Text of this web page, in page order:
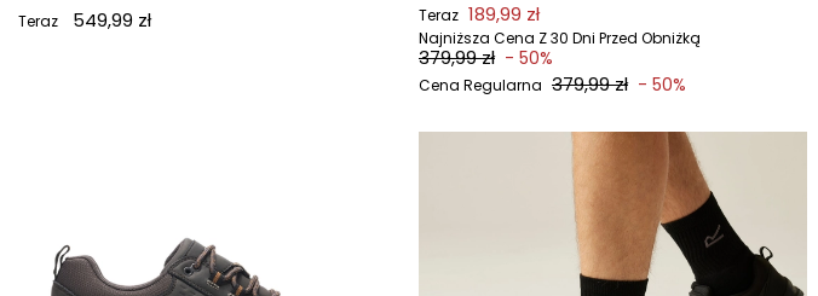
Teraz 549,99 zł Teraz 189,99 zł
Najniższa Cena Z 30 Dni Przed Obniżką
379,99 zł - 50%
Cena Regularna 379,99 zł - 50%